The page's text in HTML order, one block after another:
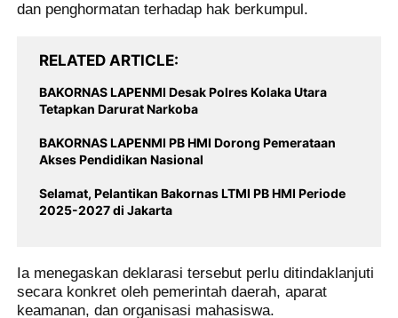
dan penghormatan terhadap hak berkumpul.
RELATED ARTICLE
BAKORNAS LAPENMI Desak Polres Kolaka Utara
Tetapkan Darurat Narkoba
BAKORNAS LAPENMI PB HMI Dorong Pemerataan
Akses Pendidikan Nasional
Selamat, Pelantikan Bakornas LTMI PB HMI Periode
2025-2027 di Jakarta
Ia menegaskan deklarasi tersebut perlu ditindaklanjuti
secara konkret oleh pemerintah daerah, aparat
keamanan, dan organisasi mahasiswa.